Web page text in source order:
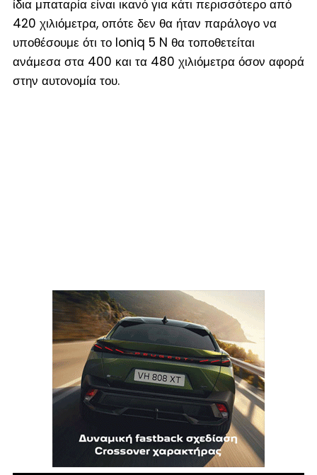
ίδια μπαταρία είναι ικανό για κάτι περισσότερο από
420 χιλιόμετρα, οπότε δεν θα ήταν παράλογο να
υποθέσουμε ότι το Ioniq 5 N θα τοποθετείται
ανάμεσα στα 400 και τα 480 χιλιόμετρα όσον αφορά
στην αυτονομία του.